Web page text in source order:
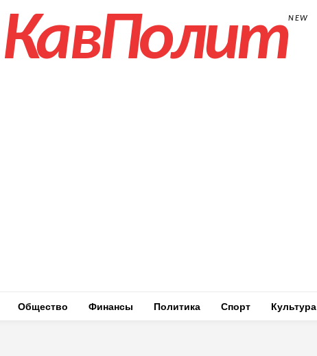
КавПолитNEW
Общество Финансы Политика Спорт Культура